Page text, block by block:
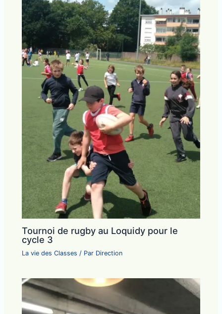
Tournoi de rugby au Loquidy pour le
cycle 3
La vie des Classes / Par Direction